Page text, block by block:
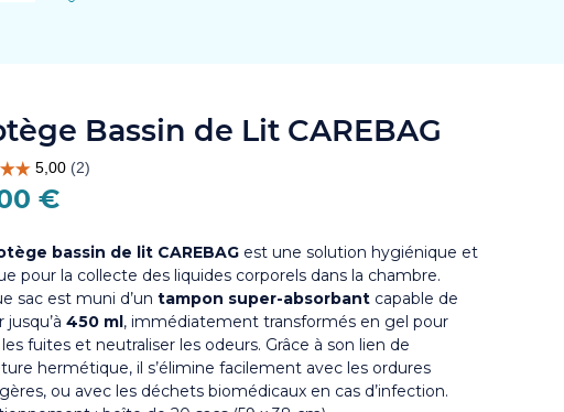
Bassin de Lit CAREBAG
€
bassin de lit CAREBAGest une solution hygiénique et
pour la collecte des liquides corporels dans la chambre.
sac est muni d’un tampon super-absorbantcapable de
jusqu’à 450 ml, immédiatement transformés en gel pour
fuites et neutraliser les odeurs. Grâce à son lien de
hermétique, il s’élimine facilement avec les ordures
ou avec les déchets biomédicaux en cas d’infection.